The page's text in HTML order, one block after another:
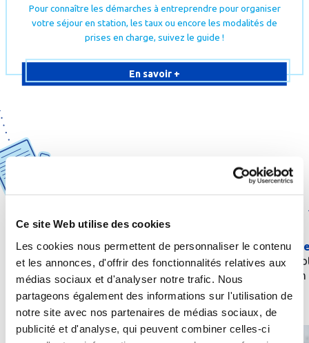
Ce site Web utilise des cookies
Les cookies nous permettent de personnaliser le contenu
et les annonces, d'offrir des fonctionnalités relatives aux
médias sociaux et d'analyser notre trafic. Nous
partageons également des informations sur l'utilisation de
notre site avec nos partenaires de médias sociaux, de
publicité et d'analyse, qui peuvent combiner celles-ci
Pour connaître les démarches à entreprendre pour organiser
votre séjour en station, les taux ou encore les modalités de
prises en charge, suivez le guide !
En savoir +
la part de votre médecin
traitant ou d’un spécialiste
Envoyez une
prise en chargeà
caisse d’aﬃliation
Quellecurethermale